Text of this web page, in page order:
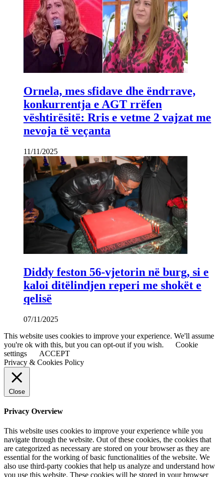
Ornela, mes sfidave dhe ëndrrave,
konkurrentja e AGT rrëfen
vështirësitë: Rris e vetme 2 vajzat me
nevoja të veçanta
11/11/2025
Diddy feston 56-vjetorin në burg, si e
kaloi ditëlindjen reperi me shokët e
qelisë
07/11/2025
This website uses cookies to improve your experience. We'll assume
you're ok with this, but you can opt-out if you wish.
Cookie
settings
ACCEPT
Privacy & Cookies Policy
Close
Privacy Overview
This website uses cookies to improve your experience while you
navigate through the website. Out of these cookies, the cookies that
are categorized as necessary are stored on your browser as they are
essential for the working of basic functionalities of the website. We
also use third-party cookies that help us analyze and understand how
you use this website. These cookies will be stored in your browser